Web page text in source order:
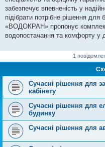
забезпечує впевненість у
підібрати потрібне рішення для
«ВОДОКРАН» пропонує
водопостачання та комфорту у
1
Сучасні рішення для
кабінету
Сучасні рішення для
будинку
Сучасні рішення для